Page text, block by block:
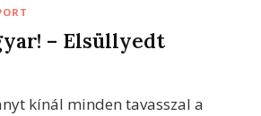
– Elsüllyedt
kínál minden tavasszal a